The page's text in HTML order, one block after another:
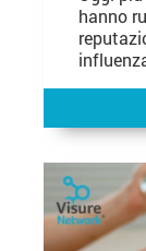
hanno